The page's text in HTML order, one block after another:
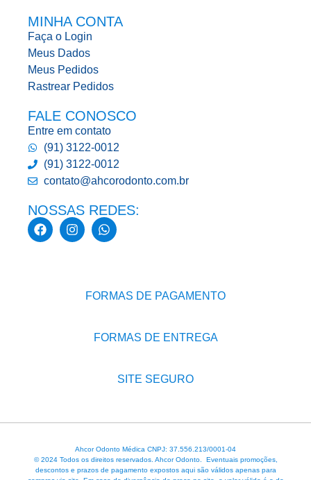
MINHA CONTA
Faça o Login
Meus Dados
Meus Pedidos
Rastrear Pedidos
FALE CONOSCO
Entre em contato
(91) 3122-0012
(91) 3122-0012
contato@ahcorodonto.com.br
NOSSAS REDES:
FORMAS DE PAGAMENTO
FORMAS DE ENTREGA
SITE SEGURO
Ahcor Odonto Médica CNPJ: 37.556.213/0001-04
© 2024 Todos os direitos reservados. Ahcor Odonto. Eventuais promoções,
descontos e prazos de pagamento expostos aqui são válidos apenas para